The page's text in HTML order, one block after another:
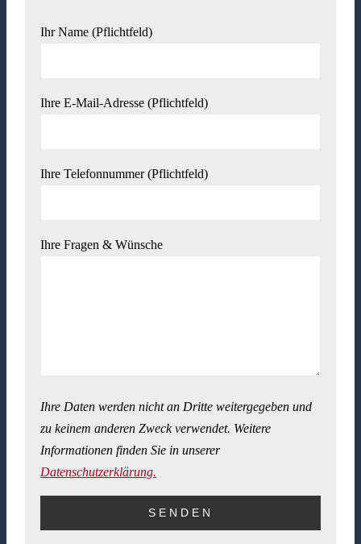
Ihr Name (Pflichtfeld)
Ihre E-Mail-Adresse (Pflichtfeld)
Ihre Telefonnummer (Pflichtfeld)
Ihre Fragen & Wünsche
Ihre Daten werden nicht an Dritte weitergegeben und
zu keinem anderen Zweck verwendet. Weitere
Informationen finden Sie in unserer
Datenschutzerklärung.